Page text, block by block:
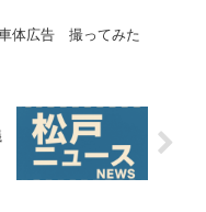
体広告 撮ってみた